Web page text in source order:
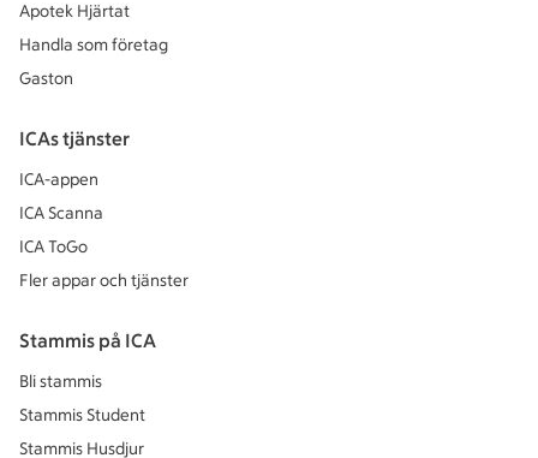
Apotek Hjärtat
Handla som företag
Gaston
ICAs tjänster
ICA-appen
ICA Scanna
ICA ToGo
Fler appar och tjänster
Stammis på ICA
Bli stammis
Stammis Student
Stammis Husdjur